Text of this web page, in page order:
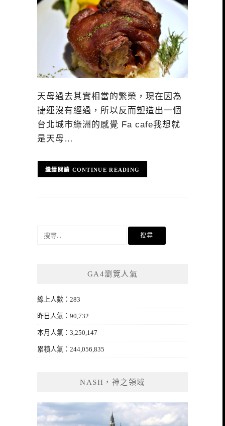
天母過去其實相當的繁榮，現在因為
捷運沒有經過，所以反而塑造出一個
台北城市綠洲的感覺 Fa cafe我想就
是天母…
CONTINUE READING
GA4瀏覽人氣
線上人數：283
昨日人氣：90,732
本月人氣：3,250,147
累積人氣：244,056,835
NASH，神之領域